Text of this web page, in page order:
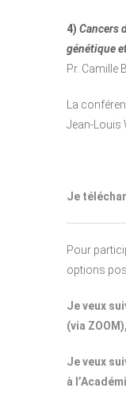
4) Cancers
génétique
Pr. Camille
La
Jean-Louis
Je
Pour
options
Je veux
(via
Je veux
à